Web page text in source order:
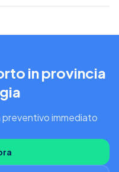
in provincia
immediato